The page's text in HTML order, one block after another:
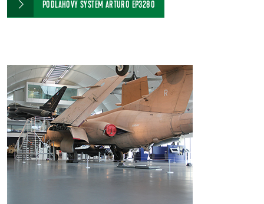
PODLAHOVÝ SYSTÉM ARTURO EP3280